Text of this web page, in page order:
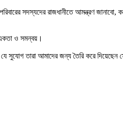
সদস্যদের রাজধানীতে আমন্ত্রণ
ও সমন্বয়।
সুযোগ তারা আমাদের জন্য তৈরি করে